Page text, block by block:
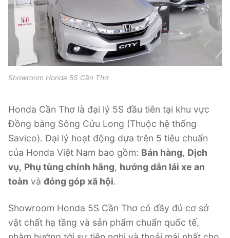
Showroom Honda 5S Cần Thơ
Honda Cần Thơ là đại lý 5S đầu tiên tại khu vực
Đồng bằng Sông Cửu Long (Thuộc hệ thống
Savico). Đại lý hoạt động dựa trên 5 tiêu chuẩn
của Honda Việt Nam bao gồm: Bán hàng, Dịch
vụ, Phụ tùng chính hãng, hướng dẫn lái xe an
toàn và đóng góp xã hội.
Showroom Honda 5S Cần Thơ có đầy đủ cơ sở
vật chất hạ tầng và sản phẩm chuẩn quốc tế,